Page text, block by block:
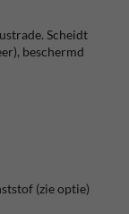
Scheidt
beschermd
(zie optie)